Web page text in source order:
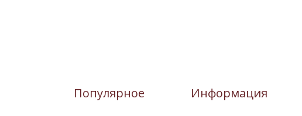
Популярное Информация